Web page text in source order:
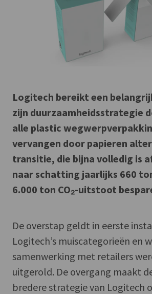
Logitech bereikt een
zijn duurzaamheidsstrategie
alle plastic
vervangen door papieren
transitie, die bijna volledig is
naar schatting jaarlijks 660
6.000 ton CO₂-uitstoot
De overstap geldt in eerste
Logitech’s muiscategorieën en
samenwerking met retailers
uitgerold. De overgang maakt
bredere strategie van Logitech